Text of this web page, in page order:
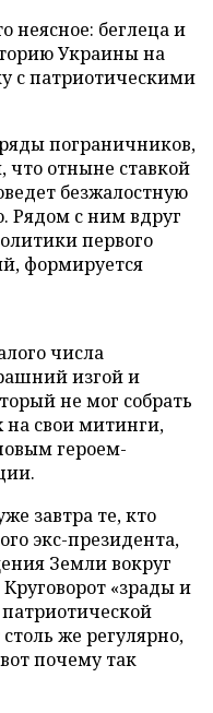
неясное: беглеца и
Украины на
с патриотическими
пограничников,
что отныне ставкой
безжалостную
Рядом с ним вдруг
первого
формируется
числа
изгой и
не мог собрать
на свои митинги,
героем-
завтра те, кто
экс-президента,
Земли вокруг
«зрады и
же регулярно,
почему так